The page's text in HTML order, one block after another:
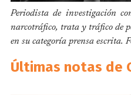
Periodista de investigación
narcotráfico, trata y tráfico de
en su categoría prensa escrita.
Últimas notas de